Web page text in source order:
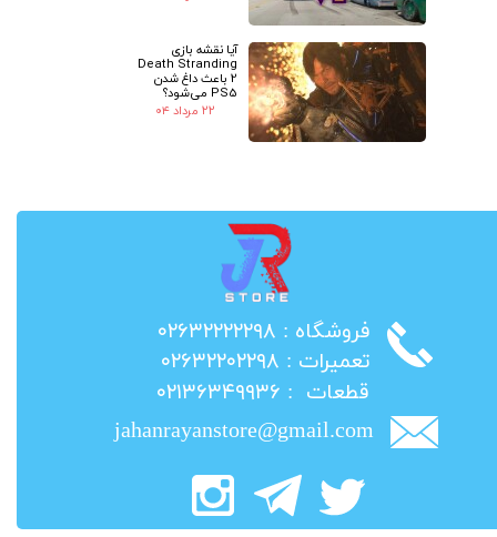
آیا نقشه بازی
Death Stranding
2 باعث داغ شدن
PS5 می‌شود؟
۲۲ مرداد ۰۴
​فروشگاه : ۰۲۶۳۲۲۲۲۲۹۸
​تعمیرات : ۰۲۶۳۲۲۰۲۲۹۸
​قطعات : ۰۲۱۳۶۳۴۹۹۳۶
jahanrayanstore@gmail.com